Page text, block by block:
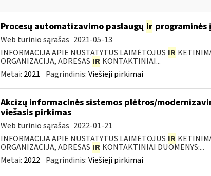
Procesų automatizavimo paslaugų irprograminės
Web turinio sąrašas 2021-05-13
INFORMACIJA APIE NUSTATYTUS LAIMĖTOJUS IR
ORGANIZACIJA, ADRESAS IR KONTAKTINIAI...
Metai: 2021 Pagrindinis:Viešieji pirkimai
Akcizų informacinės sistemos plėtros/
viešasis pirkimas
Web turinio sąrašas 2022-01-21
INFORMACIJA APIE NUSTATYTUS LAIMĖTOJUS IR
ORGANIZACIJA, ADRESAS IR KONTAKTINIAI DUOMENYS:...
Metai: 2022 Pagrindinis:Viešieji pirkimai